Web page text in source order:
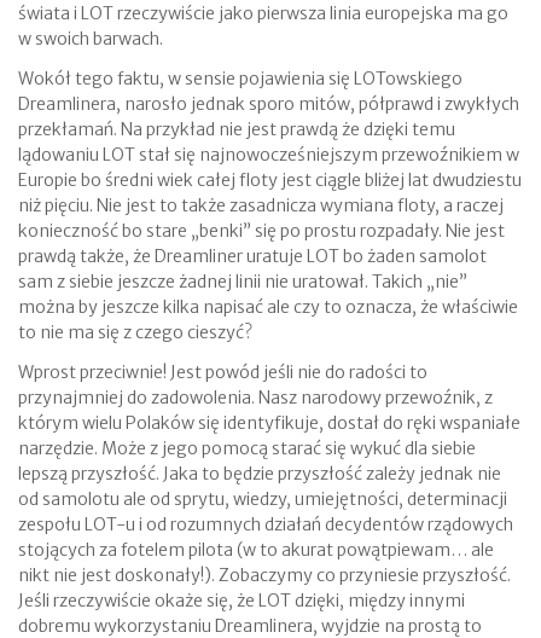
świata i LOT rzeczywiście jako pierwsza linia europejska ma go
w swoich barwach.
Wokół tego faktu, w sensie pojawienia się LOTowskiego
Dreamlinera, narosło jednak sporo mitów, półprawd i zwykłych
przekłamań. Na przykład nie jest prawdą że dzięki temu
lądowaniu LOT stał się najnowocześniejszym przewoźnikiem w
Europie bo średni wiek całej floty jest ciągle bliżej lat dwudziestu
niż pięciu. Nie jest to także zasadnicza wymiana floty, a raczej
konieczność bo stare „benki” się po prostu rozpadały. Nie jest
prawdą także, że Dreamliner uratuje LOT bo żaden samolot
sam z siebie jeszcze żadnej linii nie uratował. Takich „nie”
można by jeszcze kilka napisać ale czy to oznacza, że właściwie
to nie ma się z czego cieszyć?
Wprost przeciwnie! Jest powód jeśli nie do radości to
przynajmniej do zadowolenia. Nasz narodowy przewoźnik, z
którym wielu Polaków się identyfikuje, dostał do ręki wspaniałe
narzędzie. Może z jego pomocą starać się wykuć dla siebie
lepszą przyszłość. Jaka to będzie przyszłość zależy jednak nie
od samolotu ale od sprytu, wiedzy, umiejętności, determinacji
zespołu LOT-u i od rozumnych działań decydentów rządowych
stojących za fotelem pilota (w to akurat powątpiewam… ale
nikt nie jest doskonały!). Zobaczymy co przyniesie przyszłość.
Jeśli rzeczywiście okaże się, że LOT dzięki, między innymi
dobremu wykorzystaniu Dreamlinera, wyjdzie na prostą to